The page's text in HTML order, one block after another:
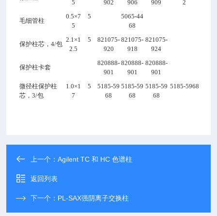
5
902
906
909
2
毛细管柱
0.5×7
5
5
5065-44
68
保护柱芯，4/包
2.1×1
2.5
5
821075-
920
821075-
918
821075-
924
保护柱卡套
820888-
901
820888-
901
820888-
901
微径柱保护柱
芯，3/包
1.0×1
7
5
5185-59
68
5185-59
68
5185-59
68
5185-5968
上一个：Agilent TC 和 HC 色谱柱
返回列表
下一个： PL-SAX强阴离子交换柱